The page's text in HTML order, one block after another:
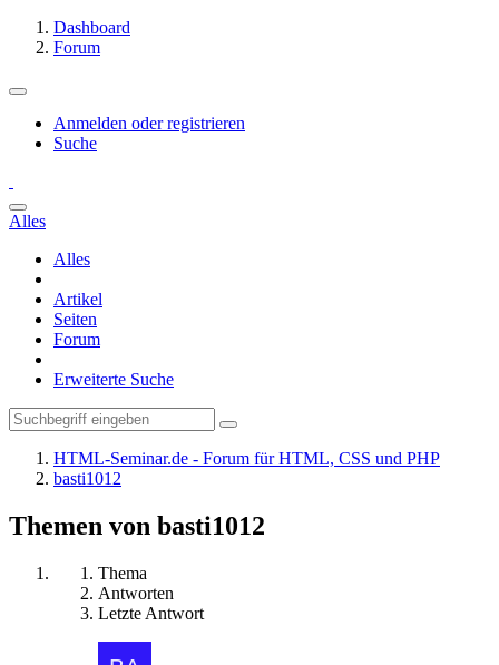
Dashboard
Forum
Anmelden oder registrieren
Suche
Alles
Alles
Artikel
Seiten
Forum
Erweiterte Suche
HTML-Seminar.de - Forum für HTML, CSS und PHP
basti1012
Themen von basti1012
Thema
Antworten
Letzte Antwort